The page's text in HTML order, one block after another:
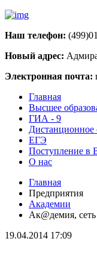
Наш телефон:
Новый адрес:
Электронная почта:
Главная
Высшее
ГИА - 9
Дистанционное
ЕГЭ
Поступление в
О нас
Главная
Предприятия
Академии
Ак@демия, сеть
19.04.2014 17:09